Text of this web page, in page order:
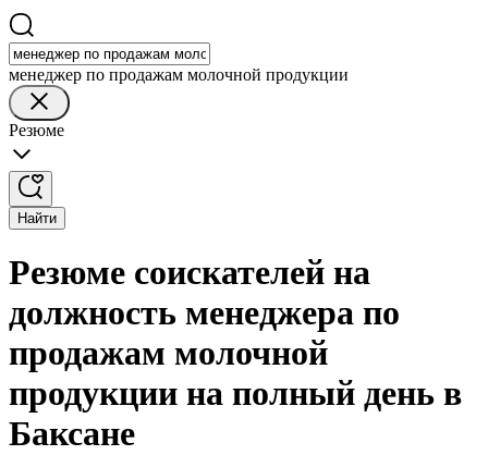
менеджер по продажам молочной продукции
Резюме
Найти
Резюме соискателей на
должность менеджера по
продажам молочной
продукции на полный день в
Баксане